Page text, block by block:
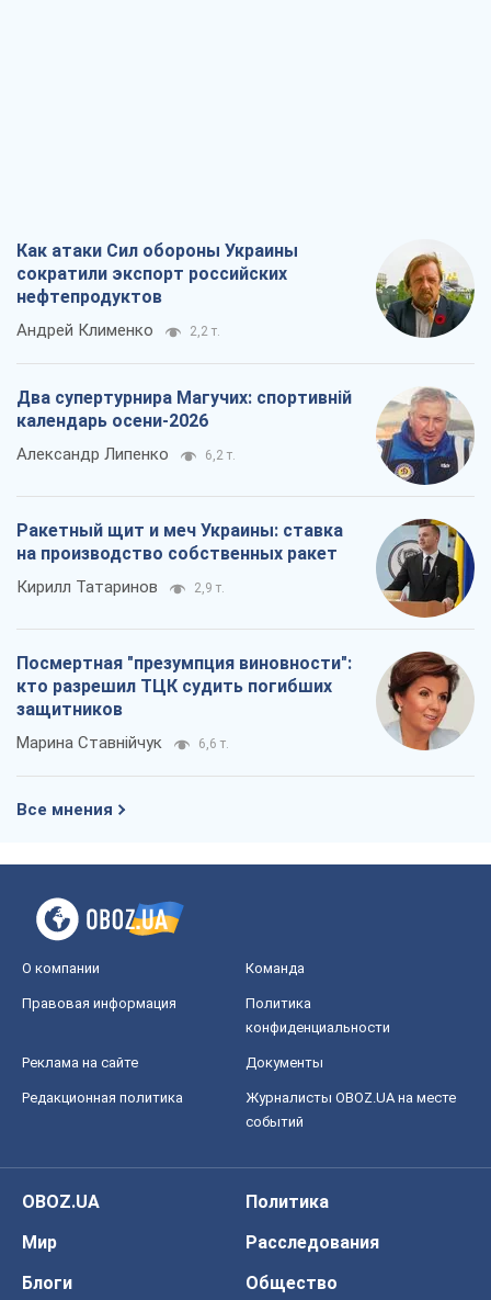
Как атаки Сил обороны Украины
сократили экспорт российских
нефтепродуктов
Андрей Клименко 2,2 т.
Два супертурнира Магучих: спортивній
календарь осени-2026
Александр Липенко 6,2 т.
Ракетный щит и меч Украины: ставка
на производство собственных ракет
Кирилл Татаринов 2,9 т.
Посмертная "презумпция виновности":
кто разрешил ТЦК судить погибших
защитников
Марина Ставнійчук 6,6 т.
Все мнения
О компании Команда
Правовая информация
Политика
конфиденциальности
Реклама на сайте Документы
Редакционная политика
Журналисты OBOZ.UA на месте
событий
OBOZ.UA
Политика
Мир
Расследования
Блоги
Общество